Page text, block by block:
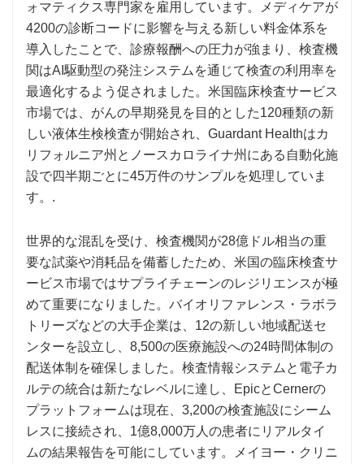
ォマティクス専門家を雇用しています。メディケアが
4200の診断コードに影響を与える新しい料金体系を
導入したことで、診療報酬への圧力が強まり、検査機
関はAI駆動型の発注システムを通じて検査の利用率を
最適化するよう促されました。米国臨床検査サービス
市場では、がんの早期発見を目的とした120種類の新
しい液体生検検査が開始され、Guardant Healthはカ
リフォルニア州とノースカロライナ州にある自動化施
設で四半期ごとに45万件のサンプルを処理していま
す。.
世界的な混乱を受け、検査機関が28億ドル相当の重
要な試薬や消耗品を備蓄したため、米国の臨床検査サ
ービス市場ではサプライチェーンのレジリエンスが極
めて重要になりました。バイオリファレンス・ラボラ
トリーズなどの大手企業は、12の新しい地域配送セ
ンターを設立し、8,500の医療施設への24時間体制の
配送体制を確保しました。検査情報システムと電子カ
ルテの統合は新たなレベルに達し、EpicとCernerの
プラットフォームは現在、3,200の検査施設にシーム
レスに接続され、1億8,000万人の患者にリアルタイ
ムの結果報告を可能にしています。メイヨー・クリニ